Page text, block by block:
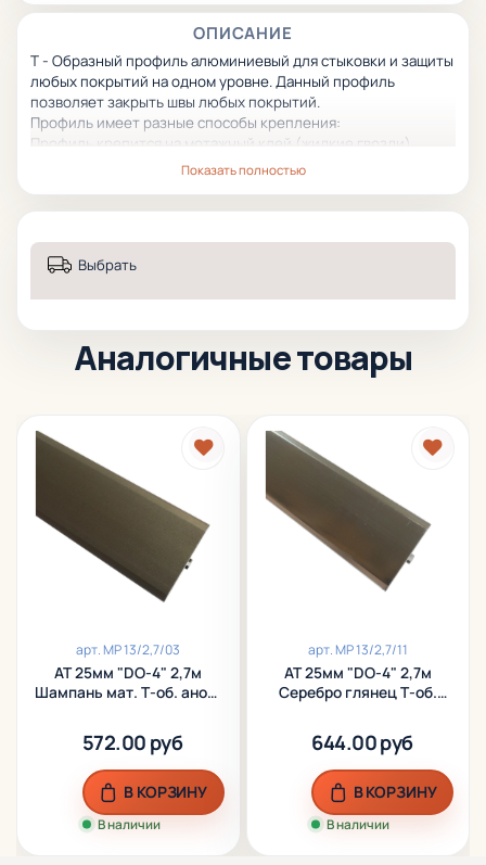
ОПИСАНИЕ
Т - Образный профиль алюминиевый для стыковки и защиты
любых покрытий на одном уровне. Данный профиль
позволяет закрыть швы любых покрытий.
Профиль имеет разные способы крепления:
Профиль крепится на мотажный клей (жидкие гвозди).
Второй способ крепления связан с дополнителным базовым
дальнейшем менять Т-образный изношенный профиль не
повреждая поверхность покрытий.
Показать полностью
Выбрать
Аналогичные товары
арт.МР 13/2,7/03
АТ 25мм "DO-4" 2,7м
Шампань мат. Т-об. анод.
572.00 руб
В наличии
В КОРЗИНУ
арт.МР 13/2,7/11
АТ 25мм "DO-4" 2,7м
Серебро глянец Т-об.
644.00 руб
В наличии
В КОРЗИНУ